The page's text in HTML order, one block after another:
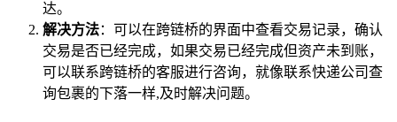
达。
解决方法：可以在跨链桥的界面中查看交易记录，确认
交易是否已经完成，如果交易已经完成但资产未到账，
可以联系跨链桥的客服进行咨询，就像联系快递公司查
询包裹的下落一样,及时解决问题。